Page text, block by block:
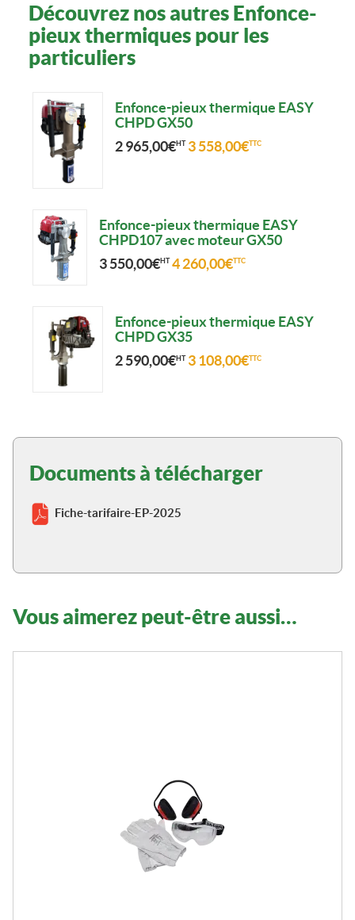
Découvrez nos autres Enfonce-
pieux thermiques pour les
particuliers
Enfonce-pieux thermique EASY
CHPD GX50
2 965,00€HT 3 558,00€TTC
Enfonce-pieux thermique EASY
CHPD107 avec moteur GX50
3 550,00€HT 4 260,00€TTC
Enfonce-pieux thermique EASY
CHPD GX35
2 590,00€HT 3 108,00€TTC
Documents à télécharger
Fiche-tarifaire-EP-2025
Vous aimerez peut-être aussi…